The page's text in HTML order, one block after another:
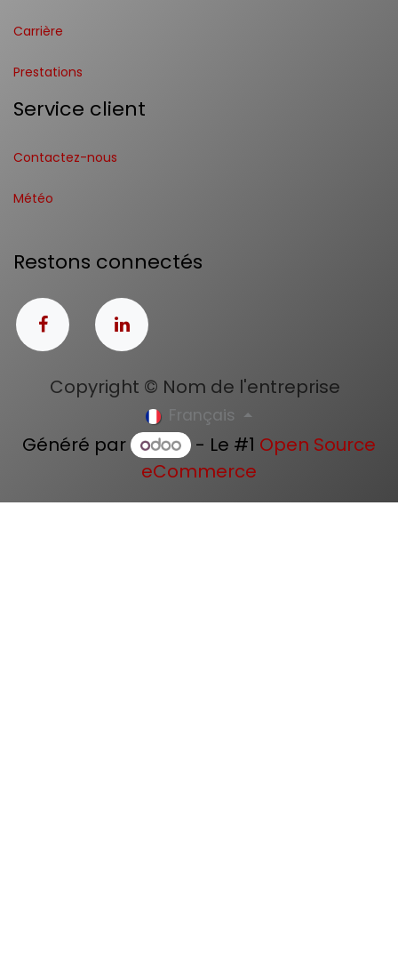
Carrière
Prestations
Service client
Contactez-nous
Météo
Restons connectés
Copyright © Nom de l'entreprise
Français
Généré par - Le #1 Open Source
eCommerce